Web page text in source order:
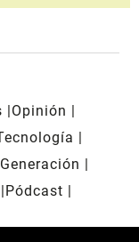
Opinión
Generación
Pódcast